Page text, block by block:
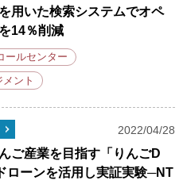
用いた検索システムでオペ
14％削減
ールセンター
ント
2022/04/28
ご産業を目指す「りんごD
ローンを活用し実証実験─NT